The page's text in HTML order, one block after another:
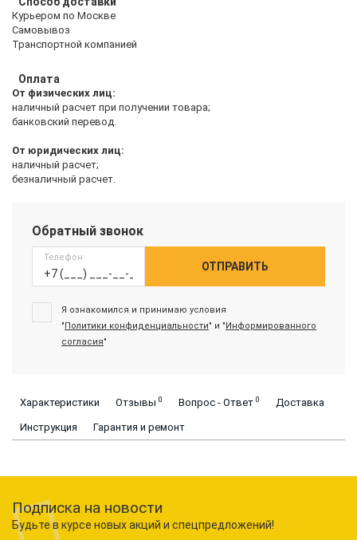
Курьером по Москве
Самовывоз
Транспортной компанией
Оплата
От физических лиц:
наличный расчет при получении товара;
банковский перевод.
От юридических лиц:
наличный расчет;
безналичный расчет.
Обратный звонок
Телефон
ОТПРАВИТЬ
Я ознакомился и принимаю условия
"Политики конфиденциальности" и "Информированного
согласия"
Характеристики Отзывы 0 Вопрос - Ответ 0 Доставка
Инструкция Гарантия и ремонт
Подписка на новости
Будьте в курсе новых акций и спецпредложений!